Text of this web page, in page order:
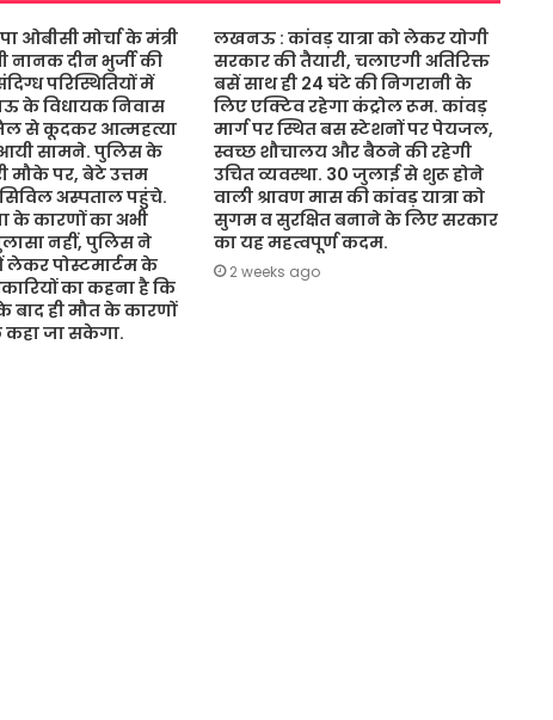
मोर्चा के मंत्री
नानक दीन भुर्जी की
परिस्थितियों में
के विधायक निवास
से कूदकर आत्महत्या
सामने. पुलिस के
मौके पर, बेटे उत्तम
अस्पताल पहुंचे.
के कारणों का अभी
नहीं, पुलिस ने
पोस्टमार्टम के
का कहना है कि
बाद ही मौत के कारणों
जा सकेगा.
लखनऊ : कांवड़ यात्रा को लेकर योगी
सरकार की तैयारी, चलाएगी अतिरिक्त
बसें साथ ही 24 घंटे की निगरानी के
लिए एक्टिव रहेगा कंट्रोल रूम. कांवड़
मार्ग पर स्थित बस स्टेशनों पर पेयजल,
स्वच्छ शौचालय और बैठने की रहेगी
उचित व्यवस्था. 30 जुलाई से शुरू होने
वाली श्रावण मास की कांवड़ यात्रा को
सुगम व सुरक्षित बनाने के लिए सरकार
का यह महत्वपूर्ण कदम.
2 weeks ago